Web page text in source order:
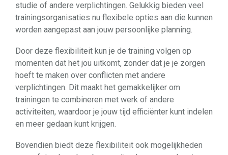
studie of andere verplichtingen. Gelukkig bieden veel
trainingsorganisaties nu flexibele opties aan die kunnen
worden aangepast aan jouw persoonlijke planning.
Door deze flexibiliteit kun je de training volgen op
momenten dat het jou uitkomt, zonder dat je je zorgen
hoeft te maken over conflicten met andere
verplichtingen. Dit maakt het gemakkelijker om
trainingen te combineren met werk of andere
activiteiten, waardoor je jouw tijd efficiënter kunt indelen
en meer gedaan kunt krijgen.
Bovendien biedt deze flexibiliteit ook mogelijkheden